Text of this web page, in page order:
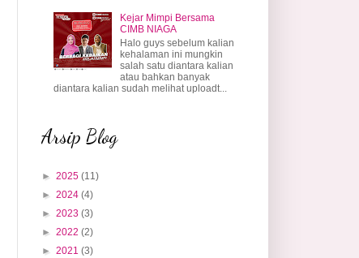
Kejar Mimpi Bersama
CIMB NIAGA
Halo guys sebelum kalian
kehalaman ini mungkin
salah satu diantara kalian
atau bahkan banyak
diantara kalian sudah melihat uploadt...
Arsip Blog
► 2025 (11)
► 2024 (4)
► 2023 (3)
► 2022 (2)
► 2021 (3)